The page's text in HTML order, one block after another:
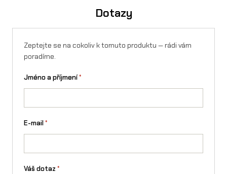
Dotazy
Zeptejte se na cokoliv k tomuto produktu — rádi vám
poradíme.
Jméno a příjmení*
E-mail*
Váš dotaz *